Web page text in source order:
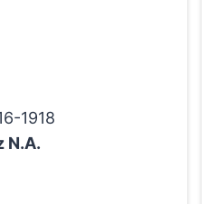
1918
N.A.